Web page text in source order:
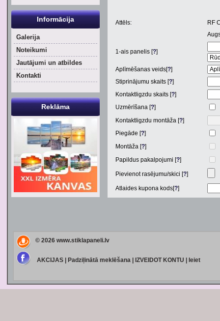
Attēls:
RF
1-ais panelis [?]
Aplīmēšanas veids[?]
Stiprinājumu skaits [?]
Kontaktligzdu skaits [?]
Uzmērīšana [?]
Kontaktligzdu montāža [?]
Piegāde [?]
Montāža [?]
Papildus pakalpojumi [?]
Pievienot rasējumu/skici [?]
Atlaides kupona kods[?]
Informācija
Galerija
Noteikumi
Jautājumi un atbildes
Kontakti
Reklāma
© 2026 www.stiklapaneli.lv
AKCIJAS| Padziļinātā meklēšana| IZVEIDOT KONTU Ieiet